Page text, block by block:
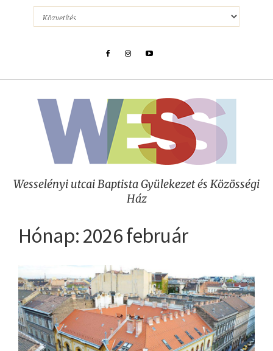
Wesselényi utcai Baptista Gyülekezet és Közösségi
Ház
Hónap:2026 február